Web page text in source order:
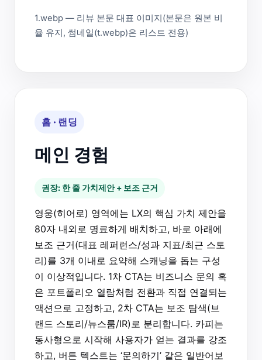
1.webp — 리뷰 본문 대표 이미지(본문은 원본 비
율 유지, 썸네일(t.webp)은 리스트 전용)
홈 · 랜딩
메인 경험
권장: 한 줄 가치제안 + 보조 근거
영웅(히어로) 영역에는 LX의 핵심 가치 제안을
80자 내외로 명료하게 배치하고, 바로 아래에
보조 근거(대표 레퍼런스/성과 지표/최근 스토
리)를 3개 이내로 요약해 스캐닝을 돕는 구성
이 이상적입니다. 1차 CTA는 비즈니스 문의 혹
은 포트폴리오 열람처럼 전환과 직접 연결되는
액션으로 고정하고, 2차 CTA는 보조 탐색(브
랜드 스토리/뉴스룸/IR)로 분리합니다. 카피는
동사형으로 시작해 사용자가 얻는 결과를 강조
하고, 버튼 텍스트는 ‘문의하기’ 같은 일반어보